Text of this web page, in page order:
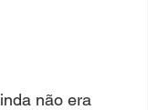
não era